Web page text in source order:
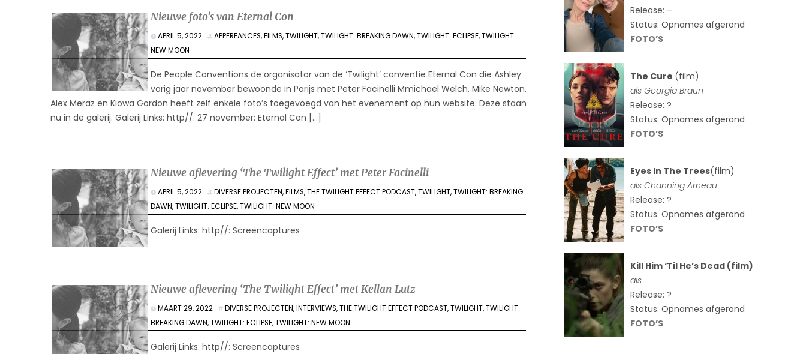
Release: –
Status: Opnames afgerond
FOTO’S
The Cure (film)
alsGeorgia Braun
Release: ?
Status: Opnames afgerond
FOTO’S
Eyes In The Trees(film)
als Channing Arneau
Release: ?
Status: Opnames afgerond
FOTO’S
Kill Him ‘Til He’s Dead (film)
als –
Release: ?
Status: Opnames afgerond
FOTO’S
Nieuwe foto’s van Eternal Con
APRIL 5, 2022 APPEREANCES,FILMS,TWILIGHT,TWILIGHT: BREAKING DAWN,TWILIGHT: ECLIPSE,TWILIGHT:
NEW MOON
De People Conventions de organisator van de ‘Twilight’ conventie Eternal Con die Ashley
vorig jaar november bewoonde in Parijs met Peter Facinelli Mmichael Welch, Mike Newton,
Alex Meraz en Kiowa Gordon heeft zelf enkele foto’s toegevoegd van het evenement op hun website. Deze staan
nu in de galerij. Galerij Links: http//: 27 november: Eternal Con […]
Nieuwe aflevering ‘The Twilight Effect’ met Peter Facinelli
APRIL 5, 2022 DIVERSE PROJECTEN,FILMS,THE TWILIGHT EFFECT PODCAST,TWILIGHT,TWILIGHT: BREAKING
DAWN,TWILIGHT: ECLIPSE,TWILIGHT: NEW MOON
Galerij Links: http//: Screencaptures
Nieuwe aflevering ‘The Twilight Effect’ met Kellan Lutz
MAART 29, 2022 DIVERSE PROJECTEN,INTERVIEWS,THE TWILIGHT EFFECT PODCAST,TWILIGHT,TWILIGHT:
BREAKING DAWN,TWILIGHT: ECLIPSE,TWILIGHT: NEW MOON
Galerij Links: http//: Screencaptures